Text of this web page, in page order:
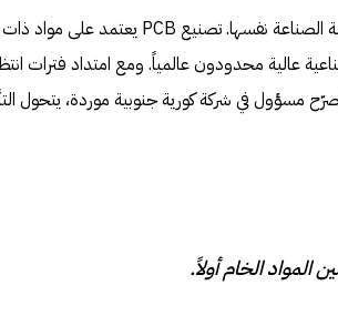
المشكلة ليست في توقف منشأة واحدة فحسب، بل في طبيعة الصناعة نفسها. تصنيع PCB يعتمد على مواد ذات
عالية محدودون عالمياً. ومع امتداد فترات
مسؤول في شركة كورية جنوبية موردة، يتحول
المواد الخام أولاً.